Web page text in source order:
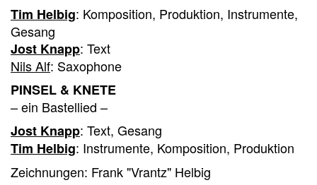
Tim Helbig: Komposition, Produktion, Instrumente,
Gesang
Jost Knapp: Text
Nils Alf: Saxophone
PINSEL & KNETE
– ein Bastellied –
Jost Knapp: Text, Gesang
Tim Helbig: Instrumente, Komposition, Produktion
Zeichnungen: Frank "Vrantz" Helbig